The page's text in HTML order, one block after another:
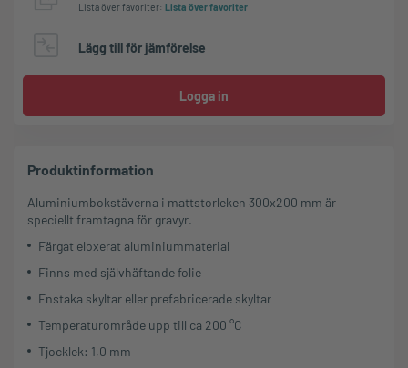
Lista över favoriter:Lista över favoriter
Lägg till för jämförelse
Logga in
Produktinformation
Aluminiumbokstäverna i mattstorleken 300x200 mm är
speciellt framtagna för gravyr.
Färgat eloxerat aluminiummaterial
Finns med självhäftande folie
Enstaka skyltar eller prefabricerade skyltar
Temperaturområde upp till ca 200 °C
Tjocklek: 1,0 mm